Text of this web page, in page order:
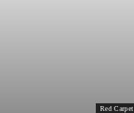
Red Carpet